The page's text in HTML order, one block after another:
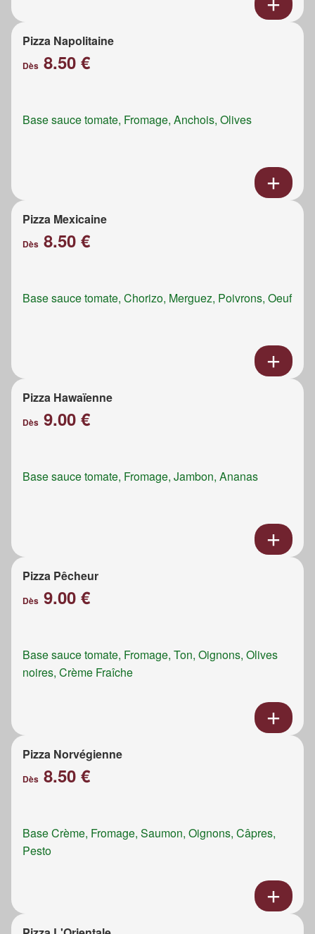
Pizza Napolitaine
Dès 8.50 €
Base sauce tomate, Fromage, Anchois, Olives
Pizza Mexicaine
Dès 8.50 €
Base sauce tomate, Chorizo, Merguez, Poivrons, Oeuf
Pizza Hawaïenne
Dès 9.00 €
Base sauce tomate, Fromage, Jambon, Ananas
Pizza Pêcheur
Dès 9.00 €
Base sauce tomate, Fromage, Ton, Oignons, Olives
noires, Crème Fraîche
Pizza Norvégienne
Dès 8.50 €
Base Crème, Fromage, Saumon, Oignons, Câpres,
Pesto